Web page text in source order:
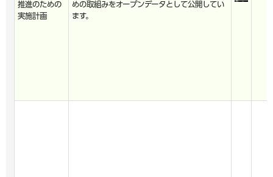
推進のための
実施計画
めの取組みをオープンデータとして公開してい
ます。